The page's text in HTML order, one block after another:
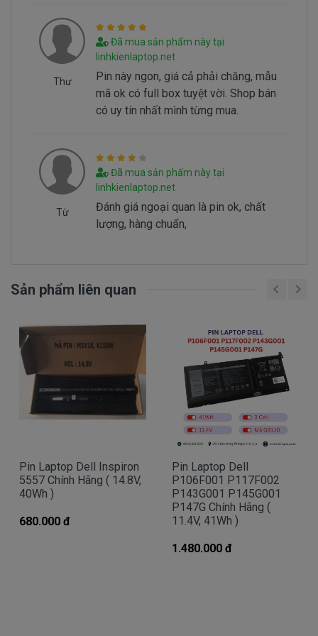
thế nào.
Sử Dung Pin Như Thế Nào Mới Đúng ===>
Here
Tai tphcm nếu pin của các bạn bị hư, các bạn
có thể đến Doctorlaptop Tại Tphcm để mua.
- Doctorlaptop có đội người kiểm tra và thay
Bạn chưa biết pin này có phù hợp với laptop của
mình hay không?
Bạn chưa biết máy tính Dell của mình là dòng
Vostro, Inspiron, Latitude hay Precision?
Bạn yên tâm nhé.
Bạn có thể gọi Zalo cho shop tai số 0908251500.
À mà thỉnh thoảng shop bận máy một chút, cứ nhắn
tin để chút Doctoplaptop gọi lại cho bạn nhé.
Giá Pin Laptop dell 5557 mua là bao
nhiêu
Trên thị trường thì có nhiều loại pin cho dell
Thư
Đã mua sản phẩm này tại
linhkienlaptop.net
Pin này ngon, giá cả phải chăng, mẫu
mã ok có full box tuyệt vời. Shop bán
có uy tín nhất mình từng mua.
Từ
Đã mua sản phẩm này tại
linhkienlaptop.net
Đánh giá ngoại quan là pin ok, chất
lượng, hàng chuẩn,
Sản phẩm liên quan
Pin Laptop Dell Inspiron
5557 Chính Hãng ( 14.8V,
40Wh )
680.000 đ
Pin Laptop Dell
P106F001 P117F002
P143G001 P145G001
P147G Chính Hãng (
11.4V, 41Wh )
1.480.000 đ